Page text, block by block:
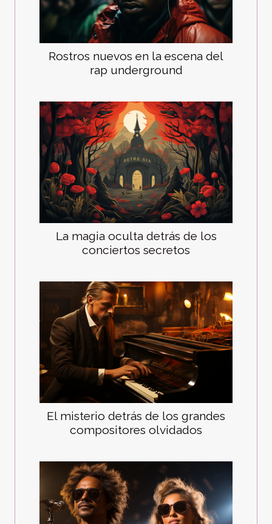
Rostros nuevos en la escena del
rap underground
La magia oculta detrás de los
conciertos secretos
El misterio detrás de los grandes
compositores olvidados